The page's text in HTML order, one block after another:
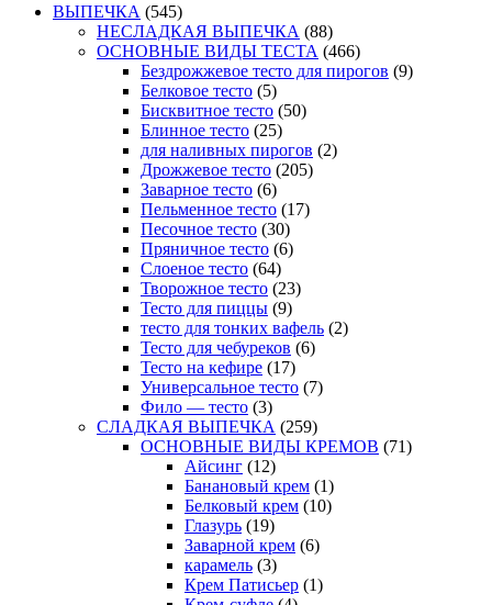
ВЫПЕЧКА (545)
НЕСЛАДКАЯ ВЫПЕЧКА (88)
ОСНОВНЫЕ ВИДЫ ТЕСТА (466)
Бездрожжевое тесто для пирогов (9)
Белковое тесто (5)
Бисквитное тесто (50)
Блинное тесто (25)
для наливных пирогов (2)
Дрожжевое тесто (205)
Заварное тесто (6)
Пельменное тесто (17)
Песочное тесто (30)
Пряничное тесто (6)
Слоеное тесто (64)
Творожное тесто (23)
Тесто для пиццы (9)
тесто для тонких вафель (2)
Тесто для чебуреков (6)
Тесто на кефире (17)
Универсальное тесто (7)
Фило — тесто (3)
СЛАДКАЯ ВЫПЕЧКА (259)
ОСНОВНЫЕ ВИДЫ КРЕМОВ (71)
Айсинг (12)
Банановый крем (1)
Белковый крем (10)
Глазурь (19)
Заварной крем (6)
карамель (3)
Крем Патисьер (1)